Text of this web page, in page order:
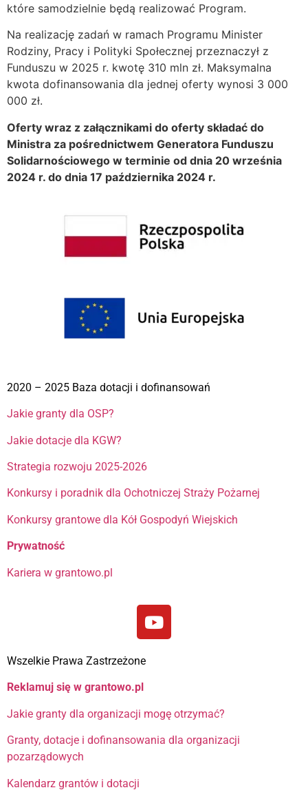
które samodzielnie będą realizować Program.
Na realizację zadań w ramach Programu Minister
Rodziny, Pracy i Polityki Społecznej przeznaczył z
Funduszu w 2025 r. kwotę 310 mln zł. Maksymalna
kwota dofinansowania dla jednej oferty wynosi 3 000
000 zł.
Oferty wraz z załącznikami do oferty składać do
Ministra za pośrednictwem Generatora Funduszu
Solidarnościowego w terminie od dnia 20 września
2024 r. do dnia 17 października 2024 r.
2020 – 2025 Baza dotacji i dofinansowań
Jakie granty dla OSP?
Jakie dotacje dla KGW?
Strategia rozwoju 2025-2026
Konkursy i poradnik dla Ochotniczej Straży Pożarnej
Konkursy grantowe dla Kół Gospodyń Wiejskich
Prywatność
Kariera w grantowo.pl
Wszelkie Prawa Zastrzeżone
Reklamuj się w grantowo.pl
Jakie granty dla organizacji mogę otrzymać?
Granty, dotacje i dofinansowania dla organizacji
pozarządowych
Kalendarz grantów i dotacji